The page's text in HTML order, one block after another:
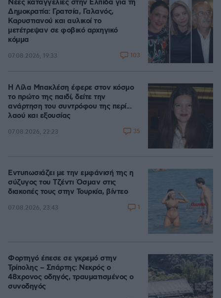
Νέες καταγγελίες στην Ελπίδα για τη
Δημοκρατία: Γρατσία, Γαλανός,
Καρυστιανού και αυλικοί το
μετέτρεψαν σε φοβικό αρχηγικό
κόμμα
07.08.2026, 19:33 103
Η Λίλα Μπακλέση έφερε στον κόσμο
το πρώτο της παιδί, δείτε την
ανάρτηση του συντρόφου της περί...
λαού και εξουσίας
07.08.2026, 22:23 35
Εντυπωσιάζει με την εμφάνισή της η
σύζυγος του Τζέντι Όσμαν στις
διακοπές τους στην Τουρκία, βίντεο
07.08.2026, 23:43 1
Φορτηγό έπεσε σε γκρεμό στην
Τρίπολης – Σπάρτης: Νεκρός ο
48χρονος οδηγός, τραυματισμένος ο
συνοδηγός